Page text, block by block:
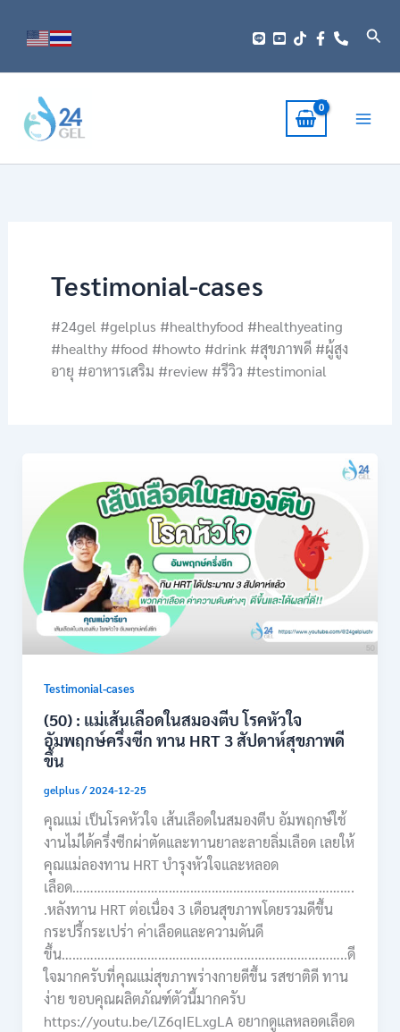
Testimonial-cases
#24gel #gelplus #healthyfood #healthyeating
#healthy #food #howto #drink #สุขภาพดี #ผู้สูง
อายุ #อาหารเสริม #review #รีวิว #testimonial
Testimonial-cases
(50) : แม่เส้นเลือดในสมองตีบ โรคหัวใจ
อัมพฤกษ์ครึ่งซีก ทาน HRT 3 สัปดาห์สุขภาพดี
ขึ้น
gelplus/2024-12-25
คุณแม่ เป็นโรคหัวใจ เส้นเลือดในสมองตีบ อัมพฤกษ์ใช้
งานไม่ได้ครึ่งซีกผ่าตัดและทานยาละลายลิ่มเลือด เลยให้
คุณแม่ลองทาน HRT บำรุงหัวใจและหลอด
เลือด…………………………………………………………………….
.หลังทาน HRT ต่อเนื่อง 3 เดือนสุขภาพโดยรวมดีขึ้น
กระปรี้กระเปร่า ค่าเลือดและความดันดี
ขึ้น……………………………………………………………………..ดี
ใจมากครับที่คุณแม่สุขภาพร่างกายดีขึ้น รสชาติดี ทาน
ง่าย ขอบคุณผลิตภัณฑ์ตัวนี้มากครับ
https://youtu.be/lZ6qIELxgLA อยากดูแลหลอดเลือด